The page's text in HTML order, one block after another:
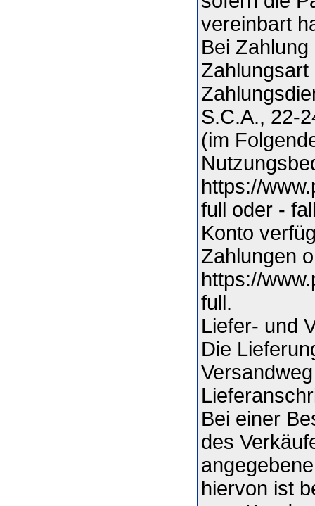
vereinbart
Bei
S.C.A., 22-
(im
https://
full oder -
Konto
Zahlungen
https://
full.
Liefer- und
Die
Bei einer
des
hiervon ist